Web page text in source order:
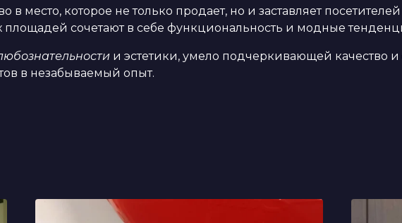
в место, которое не только продает, но и заставляет
сочетают в себе функциональность и модные
и эстетики, умело подчеркивающей качество
в незабываемый опыт.